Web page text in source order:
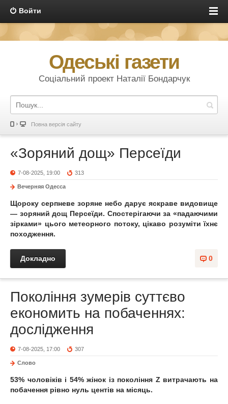
Войти
Одеські газети
Соціальний проект Наталії Бондарчук
Повна версія сайту
«Зоряний дощ» Персеїди
7-08-2025, 19:00 313
Вечерняя Одесса
Щороку серпневе зоряне небо дарує яскраве видовище
— зоряний дощ Персеїди. Спостерігаючи за «падаючими
зірками» цього метеорного потоку, цікаво розуміти їхнє
походження.
0
Докладно
Покоління зумерів суттєво
економить на побаченнях:
дослідження
7-08-2025, 17:00 307
Слово
53% чоловіків і 54% жінок із покоління Z витрачають на
побачення рівно нуль центів на місяць.